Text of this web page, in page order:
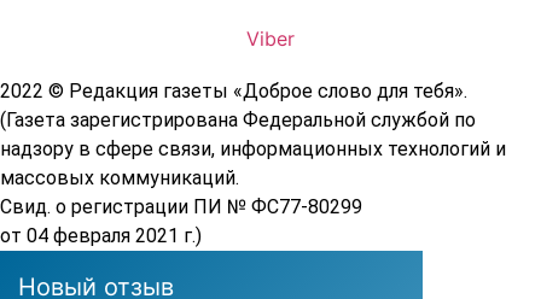
Viber
2022 © Редакция газеты «Доброе слово для тебя».
(Газета зарегистрирована Федеральной службой по
надзору в сфере связи, информационных технологий и
массовых коммуникаций.
Свид. о регистрации ПИ № ФС77-80299
от 04 февраля 2021 г.)
Новый отзыв